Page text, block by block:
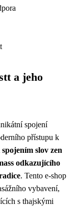
a jeho
spojení
přístupu k
slov zen
odkazujícího
. Tento e-shop
vybavení,
s thajskými